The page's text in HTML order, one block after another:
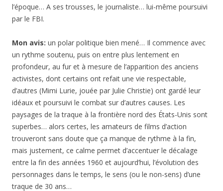
l’époque… A ses trousses, le journaliste… lui-même poursuivi
par le FBI.
Mon avis: un polar politique bien mené… Il commence avec
un rythme soutenu, puis on entre plus lentement en
profondeur, au fur et à mesure de l’apparition des anciens
activistes, dont certains ont refait une vie respectable,
d’autres (Mimi Lurie, jouée par Julie Christie) ont gardé leur
idéaux et poursuivi le combat sur d’autres causes. Les
paysages de la traque à la frontière nord des États-Unis sont
superbes… alors certes, les amateurs de films d’action
trouveront sans doute que ça manque de rythme à la fin,
mais justement, ce calme permet d’accentuer le décalage
entre la fin des années 1960 et aujourd’hui, l’évolution des
personnages dans le temps, le sens (ou le non-sens) d’une
traque de 30 ans…